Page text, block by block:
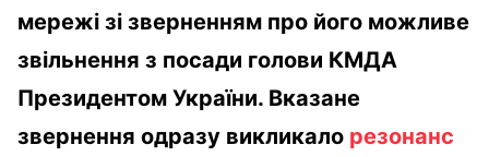
мережі зі зверненням про його можливе
звільнення з посади голови КМДА
Президентом України. Вказане
звернення одразу викликало резонанс